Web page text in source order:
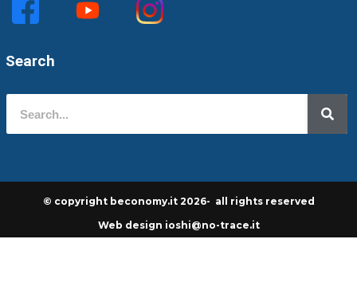
Search
© copyright beconomy.it 2026- all rights reserved
Web design ioshi@no-trace.it